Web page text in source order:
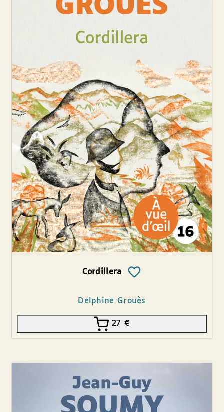
Cordillera
Delphine Grouès
27 €